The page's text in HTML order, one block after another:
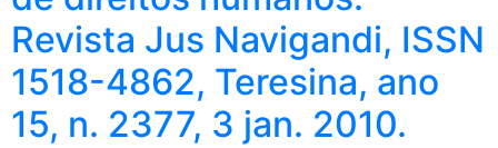
Revista Jus Navigandi, ISSN
1518-4862, Teresina, ano
15, n. 2377, 3 jan. 2010.